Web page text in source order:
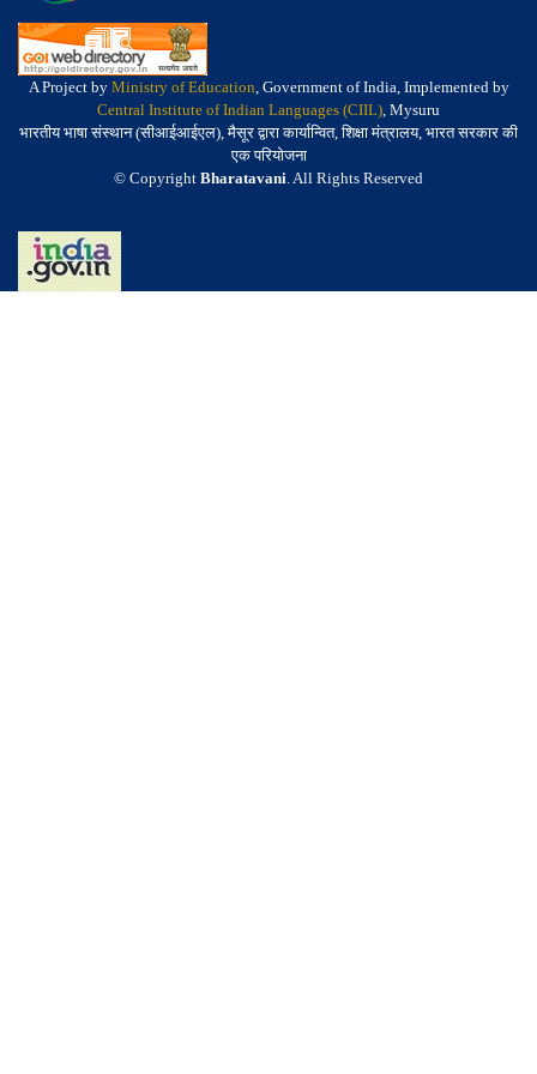
A Project by Ministry of Education, Government of India, Implemented by
Central Institute of Indian Languages (CIIL), Mysuru
भारतीय भाषा संस्थान (सीआईआईएल), मैसूर द्वारा कार्यान्वित, शिक्षा मंत्रालय, भारत सरकार की
एक परियोजना
© Copyright Bharatavani. All Rights Reserved